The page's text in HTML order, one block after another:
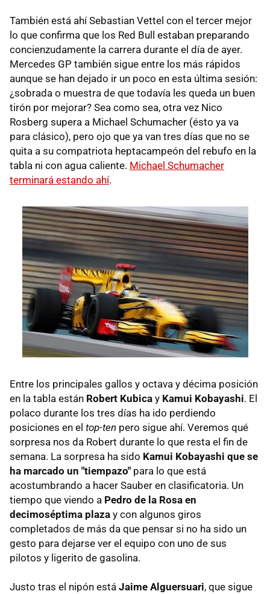
También está ahí Sebastian Vettel con el tercer mejor
lo que confirma que los Red Bull estaban preparando
concienzudamente la carrera durante el día de ayer.
Mercedes GP también sigue entre los más rápidos
aunque se han dejado ir un poco en esta última sesión:
¿sobrada o muestra de que todavía les queda un buen
tirón por mejorar? Sea como sea, otra vez Nico
Rosberg supera a Michael Schumacher (ésto ya va
para clásico), pero ojo que ya van tres días que no se
quita a su compatriota heptacampeón del rebufo en la
tabla ni con agua caliente. Michael Schumacher
terminará estando ahí.
Entre los principales gallos y octava y décima posición
en la tabla están Robert Kubica y Kamui Kobayashi. El
polaco durante los tres días ha ido perdiendo
posiciones en el top-ten pero sigue ahí. Veremos qué
sorpresa nos da Robert durante lo que resta el fin de
semana. La sorpresa ha sido Kamui Kobayashi que se
ha marcado un "tiempazo" para lo que está
acostumbrando a hacer Sauber en clasificatoria. Un
tiempo que viendo a Pedro de la Rosa en
decimoséptima plaza y con algunos giros
completados de más da que pensar si no ha sido un
gesto para dejarse ver el equipo con uno de sus
pilotos y ligerito de gasolina.
Justo tras el nipón está Jaime Alguersuari, que sigue